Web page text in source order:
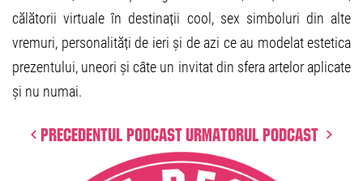
călătorii virtuale în destinații cool, sex simboluri din alte
vremuri, personalități de ieri și de azi ce au modelat estetica
prezentului, uneori și câte un invitat din sfera artelor aplicate
și nu numai.
Precedentul podcast Urmatorul podcast